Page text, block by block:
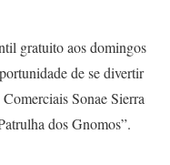
gratuito aos domingos
de se divertir
Sonae Sierra
dos Gnomos”.